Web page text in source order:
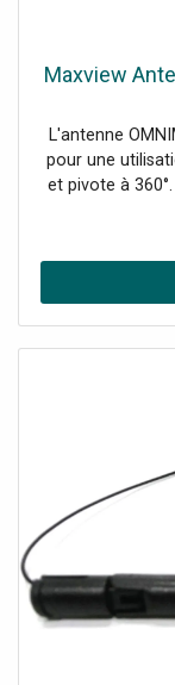
Maxview
L'antenne
pour une
et pivote à
cette
OMNIMAX
de haute
V est